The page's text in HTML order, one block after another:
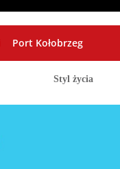
Port Kołobrzeg
Styl życia